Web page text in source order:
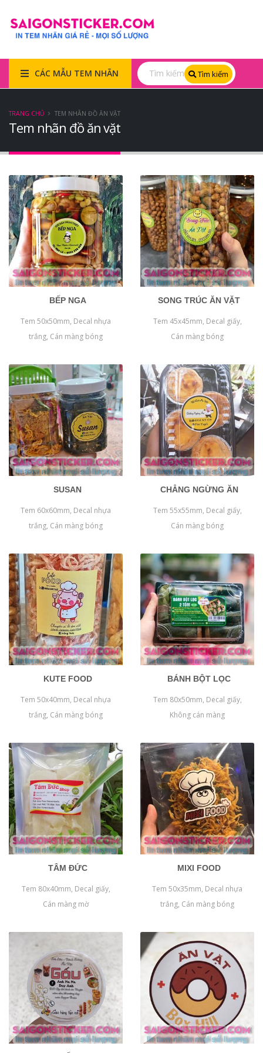
CÁC MẪU TEM NHÃN Tìm kiếm
Tem nhãn đồ ăn vặt
TRANG CHỦ TEM NHÃN ĐỒ ĂN VẶT
BẾP NGA
Tem 50x50mm, Decal nhựa
trắng, Cán màng bóng
SONG TRÚC ĂN VẶT
Tem 45x45mm, Decal giấy,
Cán màng bóng
SUSAN
Tem 60x60mm, Decal nhựa
trắng, Cán màng bóng
CHẲNG NGỪNG ĂN
Tem 55x55mm, Decal giấy,
Cán màng bóng
KUTE FOOD
Tem 50x40mm, Decal nhựa
trắng, Cán màng bóng
BÁNH BỘT LỌC
Tem 80x50mm, Decal giấy,
Không cán màng
TÂM ĐỨC
Tem 80x40mm, Decal giấy,
Cán màng mờ
MIXI FOOD
Tem 50x35mm, Decal nhựa
trắng, Cán màng bóng